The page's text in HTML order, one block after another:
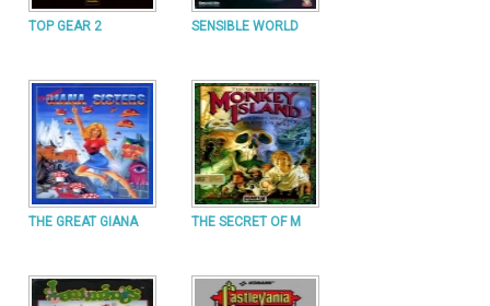
TOP GEAR 2 SENSIBLE WORLD
THE GREAT GIANA THE SECRET OF M